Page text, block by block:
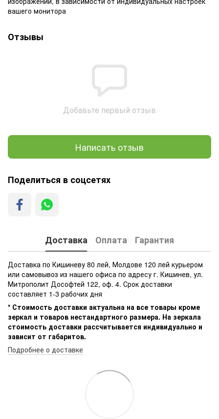
вашего монитора
Отзывы
Добавьте первый отзыв
Написать отзыв
Поделиться в соцсетях
Доставка Оплата Гарантия
Доставка по Кишиневу 80 лей, Молдове 120 лей курьером
или самовывоз из нашего офиса по адресу г. Кишинев, ул.
Митрополит Дософтей 122, оф. 4. Срок доставки
составляет 1-3 рабочих дня
* Стоимость доставки актуальна на все товары кроме
зеркал и товаров нестандартного размера. На зеркала
стоимость доставки рассчитывается индивидуально и
зависит от габаритов.
Подробнее о доставке